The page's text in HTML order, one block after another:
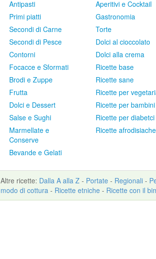
Antipasti
Primi piatti
Secondi di Carne
Secondi di Pesce
Contorni
Focacce e Sformati
Brodi e Zuppe
Frutta
Dolci e Dessert
Salse e Sughi
Marmellate e
Conserve
Bevande e Gelati
Aperitivi e Cocktail
Gastronomia
Torte
Dolci al cioccolato
Dolci alla crema
Ricette base
Ricette sane
Ricette per
Ricette per bambini
Ricette per diabetci
Ricette afrodisiache
Altre ricette: Dalla A alla Z - Portate - Regionali -
modo di cottura - Ricette etniche - Ricette con il